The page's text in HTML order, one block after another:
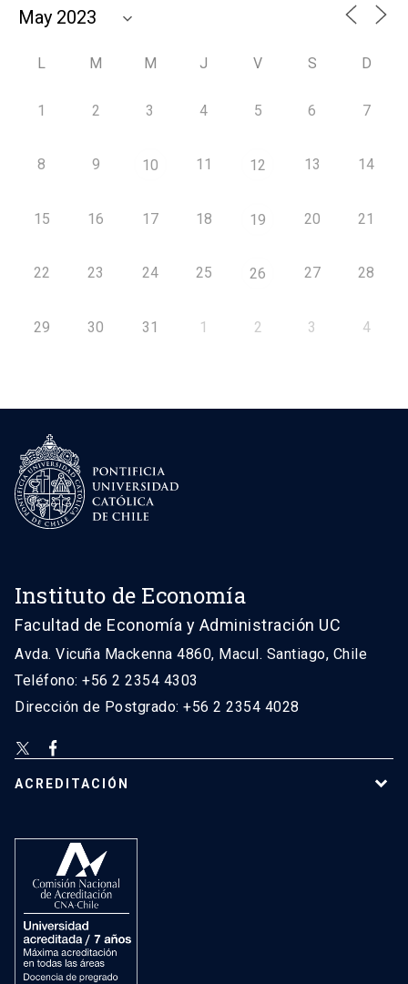
L M M J V S D
1 2 3 4 5 6 7
8 9 10 11 12 13 14
15 16 17 18 19 20 21
22 23 24 25 26 27 28
29 30 31 1 2 3 4
Instituto de Economía
Facultad de Economía y Administración UC
Avda. Vicuña Mackenna 4860, Macul. Santiago, Chile
Teléfono: +56 2 2354 4303
Dirección de Postgrado: +56 2 2354 4028
ACREDITACIÓN